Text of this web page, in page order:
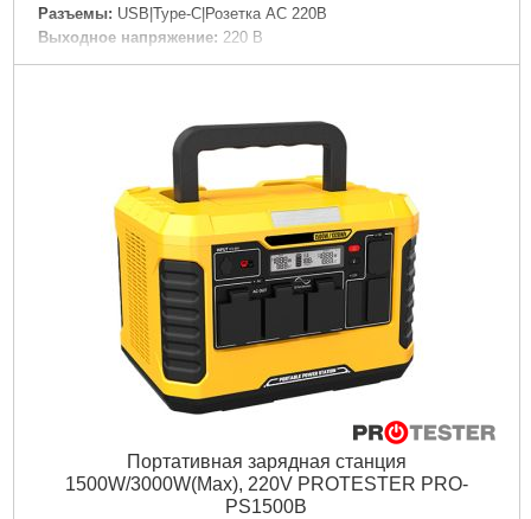
Разъемы: USB|Type-C|Розетка AC 220В
Выходное напряжение: 220 В
Особенности: Индикатор уровня заряда|Беспроводная
Серый
Подробнее...
Портативная зарядная станция
1500W/3000W(Max), 220V PROTESTER PRO-
PS1500B